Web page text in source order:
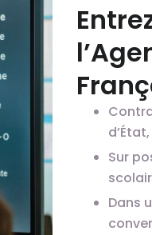
Sur
Dans